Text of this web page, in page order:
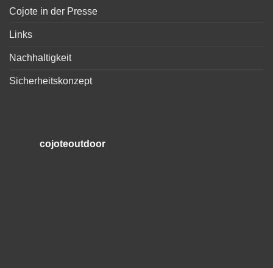
Cojote in der Presse
Links
Nachhaltigkeit
Sicherheitskonzept
cojoteoutdoor